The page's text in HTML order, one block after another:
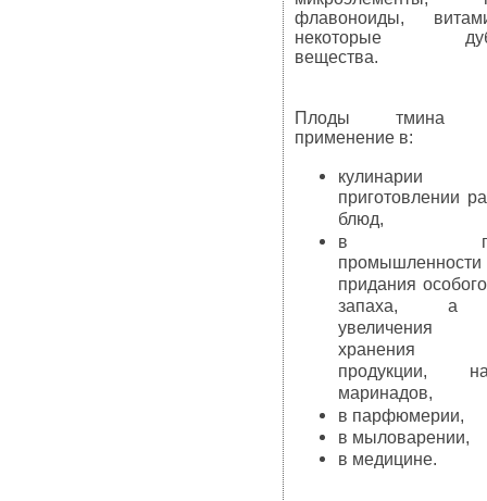
флавоноиды,
некоторые
вещества.
Плоды тмина
применение в:
приготовлении
блюд,
в
придания
запаха, а
увеличения
хранения
продукции,
маринадов,
в парфюмерии,
в мыловарении,
в медицине.